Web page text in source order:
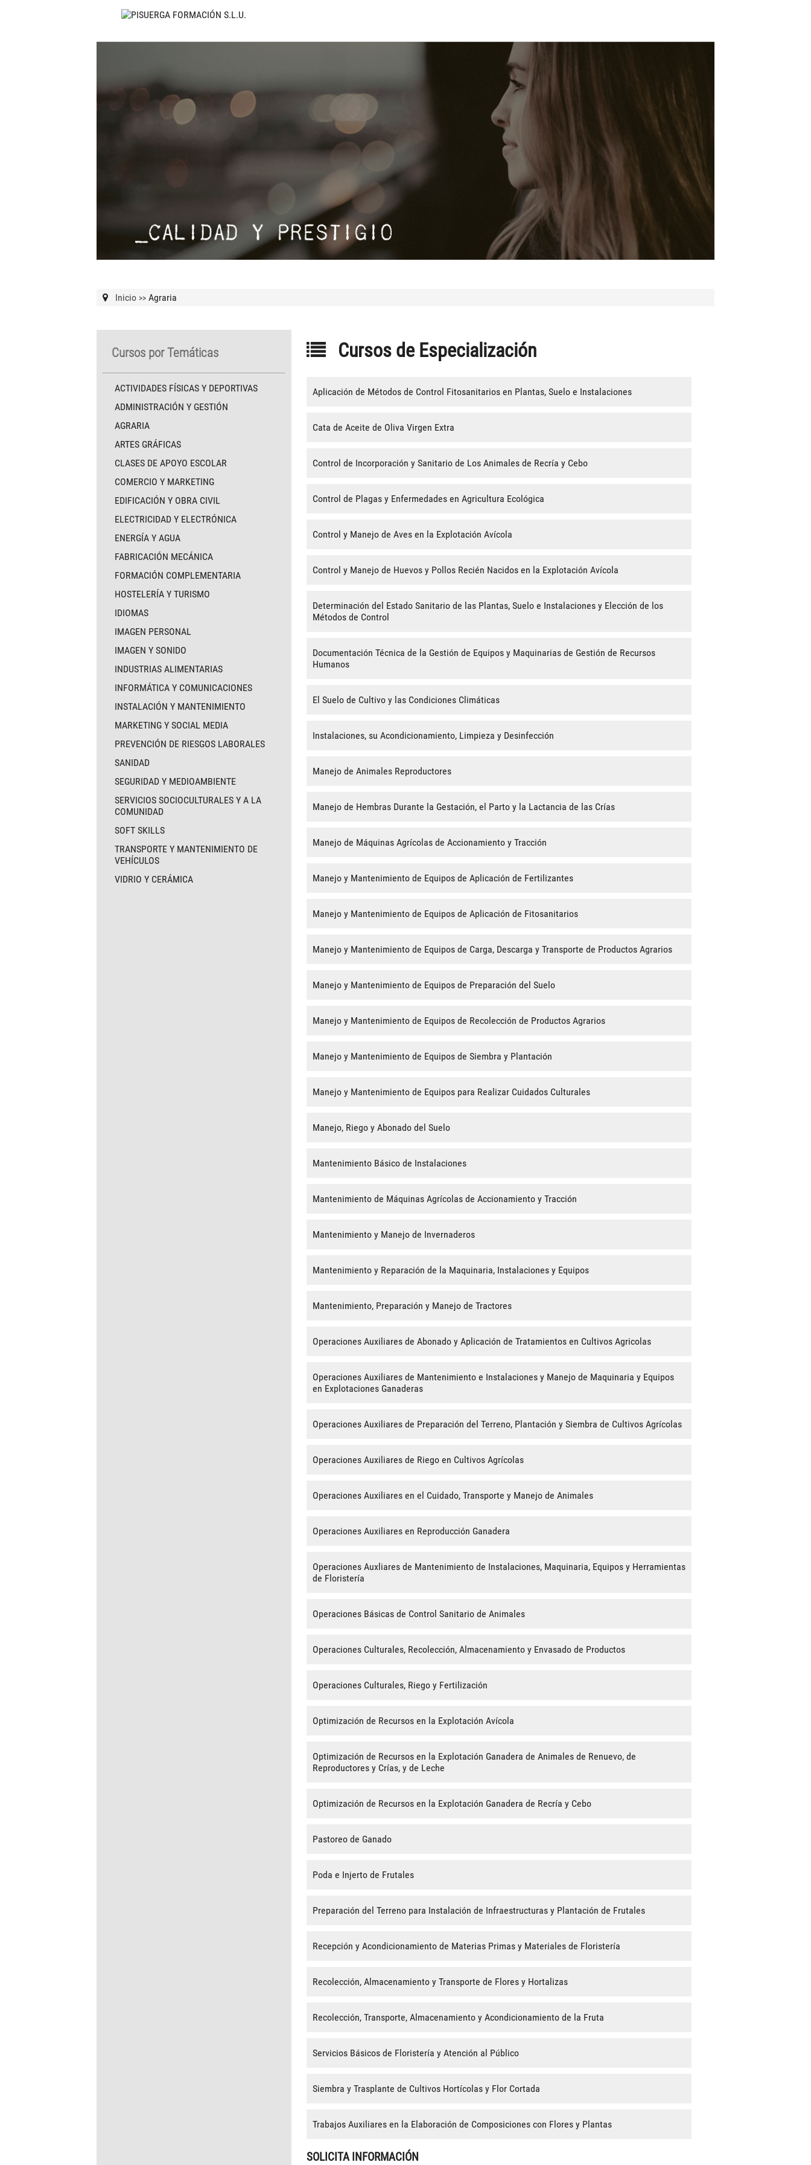
Inicio >> Agraria
Cursos por Temáticas
ACTIVIDADES FÍSICAS Y DEPORTIVAS
ADMINISTRACIÓN Y GESTIÓN
AGRARIA
ARTES GRÁFICAS
CLASES DE APOYO ESCOLAR
COMERCIO Y MARKETING
EDIFICACIÓN Y OBRA CIVIL
ELECTRICIDAD Y ELECTRÓNICA
ENERGÍA Y AGUA
FABRICACIÓN MECÁNICA
FORMACIÓN COMPLEMENTARIA
HOSTELERÍA Y TURISMO
IDIOMAS
IMAGEN PERSONAL
IMAGEN Y SONIDO
INDUSTRIAS ALIMENTARIAS
INFORMÁTICA Y COMUNICACIONES
INSTALACIÓN Y MANTENIMIENTO
MARKETING Y SOCIAL MEDIA
PREVENCIÓN DE RIESGOS LABORALES
SANIDAD
SEGURIDAD Y MEDIOAMBIENTE
SERVICIOS SOCIOCULTURALES Y A LA
COMUNIDAD
SOFT SKILLS
TRANSPORTE Y MANTENIMIENTO DE
VEHÍCULOS
VIDRIO Y CERÁMICA
Cursos de Especialización
Aplicación de Métodos de Control Fitosanitarios en Plantas, Suelo e Instalaciones
Cata de Aceite de Oliva Virgen Extra
Control de Incorporación y Sanitario de Los Animales de Recría y Cebo
Control de Plagas y Enfermedades en Agricultura Ecológica
Control y Manejo de Aves en la Explotación Avícola
Control y Manejo de Huevos y Pollos Recién Nacidos en la Explotación Avícola
Determinación del Estado Sanitario de las Plantas, Suelo e Instalaciones y Elección de los
Métodos de Control
Documentación Técnica de la Gestión de Equipos y Maquinarias de Gestión de Recursos
Humanos
El Suelo de Cultivo y las Condiciones Climáticas
Instalaciones, su Acondicionamiento, Limpieza y Desinfección
Manejo de Animales Reproductores
Manejo de Hembras Durante la Gestación, el Parto y la Lactancia de las Crías
Manejo de Máquinas Agrícolas de Accionamiento y Tracción
Manejo y Mantenimiento de Equipos de Aplicación de Fertilizantes
Manejo y Mantenimiento de Equipos de Aplicación de Fitosanitarios
Manejo y Mantenimiento de Equipos de Carga, Descarga y Transporte de Productos Agrarios
Manejo y Mantenimiento de Equipos de Preparación del Suelo
Manejo y Mantenimiento de Equipos de Recolección de Productos Agrarios
Manejo y Mantenimiento de Equipos de Siembra y Plantación
Manejo y Mantenimiento de Equipos para Realizar Cuidados Culturales
Manejo, Riego y Abonado del Suelo
Mantenimiento Básico de Instalaciones
Mantenimiento de Máquinas Agrícolas de Accionamiento y Tracción
Mantenimiento y Manejo de Invernaderos
Mantenimiento y Reparación de la Maquinaria, Instalaciones y Equipos
Mantenimiento, Preparación y Manejo de Tractores
Operaciones Auxiliares de Abonado y Aplicación de Tratamientos en Cultivos Agricolas
Operaciones Auxiliares de Mantenimiento e Instalaciones y Manejo de Maquinaria y Equipos
en Explotaciones Ganaderas
Operaciones Auxiliares de Preparación del Terreno, Plantación y Siembra de Cultivos Agrícolas
Operaciones Auxiliares de Riego en Cultivos Agrícolas
Operaciones Auxiliares en el Cuidado, Transporte y Manejo de Animales
Operaciones Auxiliares en Reproducción Ganadera
Operaciones Auxliares de Mantenimiento de Instalaciones, Maquinaria, Equipos y Herramientas
de Floristería
Operaciones Básicas de Control Sanitario de Animales
Operaciones Culturales, Recolección, Almacenamiento y Envasado de Productos
Operaciones Culturales, Riego y Fertilización
Optimización de Recursos en la Explotación Avícola
Optimización de Recursos en la Explotación Ganadera de Animales de Renuevo, de
Reproductores y Crías, y de Leche
Optimización de Recursos en la Explotación Ganadera de Recría y Cebo
Pastoreo de Ganado
Poda e Injerto de Frutales
Preparación del Terreno para Instalación de Infraestructuras y Plantación de Frutales
Recepción y Acondicionamiento de Materias Primas y Materiales de Floristería
Recolección, Almacenamiento y Transporte de Flores y Hortalizas
Recolección, Transporte, Almacenamiento y Acondicionamiento de la Fruta
Servicios Básicos de Floristería y Atención al Público
Siembra y Trasplante de Cultivos Hortícolas y Flor Cortada
Trabajos Auxiliares en la Elaboración de Composiciones con Flores y Plantas
SOLICITA INFORMACIÓN